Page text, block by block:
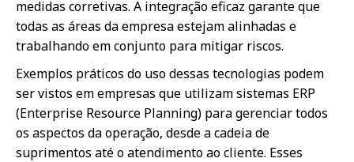
medidas corretivas. A integração eficaz garante que
todas as áreas da empresa estejam alinhadas e
trabalhando em conjunto para mitigar riscos.
Exemplos práticos do uso dessas tecnologias podem
ser vistos em empresas que utilizam sistemas ERP
(Enterprise Resource Planning) para gerenciar todos
os aspectos da operação, desde a cadeia de
suprimentos até o atendimento ao cliente. Esses